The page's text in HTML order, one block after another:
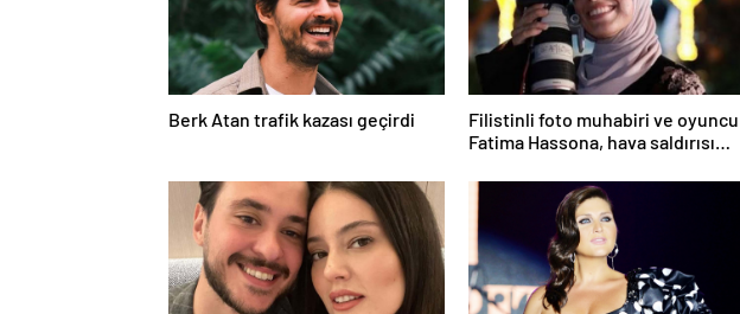
Berk Atan trafik kazası geçirdi
Filistinli foto muhabiri ve oyuncu
Fatima Hassona, hava saldırısı